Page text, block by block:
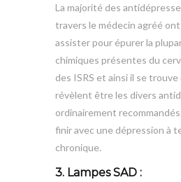
La majorité des
travers le médecin agréé
assister pour épurer la
chimiques présentes du
des ISRS et ainsi il se trouve
révèlent être les divers
ordinairement
finir avec une dépression à
chronique.
3. Lampes SAD :